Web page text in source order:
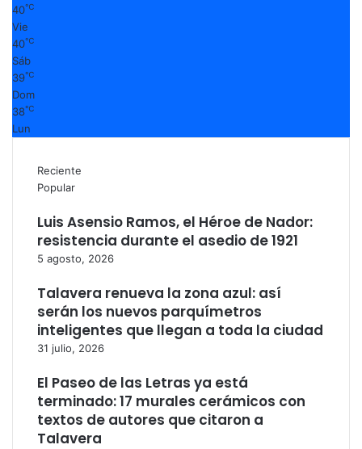
40℃
Vie
40℃
Sáb
39℃
Dom
38℃
Lun
Reciente
Popular
Luis Asensio Ramos, el Héroe de Nador:
resistencia durante el asedio de 1921
5 agosto, 2026
Talavera renueva la zona azul: así
serán los nuevos parquímetros
inteligentes que llegan a toda la ciudad
31 julio, 2026
El Paseo de las Letras ya está
terminado: 17 murales cerámicos con
textos de autores que citaron a
Talavera